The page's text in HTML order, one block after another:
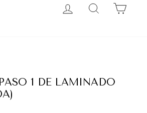
LOG INSEARCH
1 DE LAMINADO